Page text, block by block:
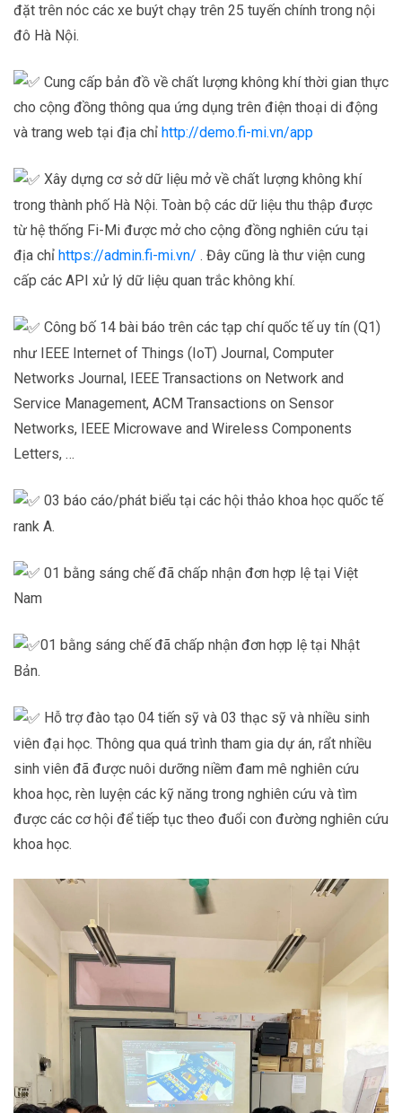
đặt trên nóc các xe buýt chạy trên 25 tuyến chính trong nội
đô Hà Nội.
Cung cấp bản đồ về chất lượng không khí thời gian thực
cho cộng đồng thông qua ứng dụng trên điện thoại di động
và trang web tại địa chỉ http://demo.fi-mi.vn/app
Xây dựng cơ sở dữ liệu mở về chất lượng không khí
trong thành phố Hà Nội. Toàn bộ các dữ liệu thu thập được
từ hệ thống Fi-Mi được mở cho cộng đồng nghiên cứu tại
địa chỉ https://admin.fi-mi.vn/ . Đây cũng là thư viện cung
cấp các API xử lý dữ liệu quan trắc không khí.
Công bố 14 bài báo trên các tạp chí quốc tế uy tín (Q1)
như IEEE Internet of Things (IoT) Journal, Computer
Networks Journal, IEEE Transactions on Network and
Service Management, ACM Transactions on Sensor
Networks, IEEE Microwave and Wireless Components
Letters, …
03 báo cáo/phát biểu tại các hội thảo khoa học quốc tế
rank A.
01 bằng sáng chế đã chấp nhận đơn hợp lệ tại Việt
Nam
01 bằng sáng chế đã chấp nhận đơn hợp lệ tại Nhật
Bản.
Hỗ trợ đào tạo 04 tiến sỹ và 03 thạc sỹ và nhiều sinh
viên đại học. Thông qua quá trình tham gia dự án, rẩt nhiều
sinh viên đã được nuôi dưỡng niềm đam mê nghiên cứu
khoa học, rèn luyện các kỹ năng trong nghiên cứu và tìm
được các cơ hội để tiếp tục theo đuổi con đường nghiên cứu
khoa học.